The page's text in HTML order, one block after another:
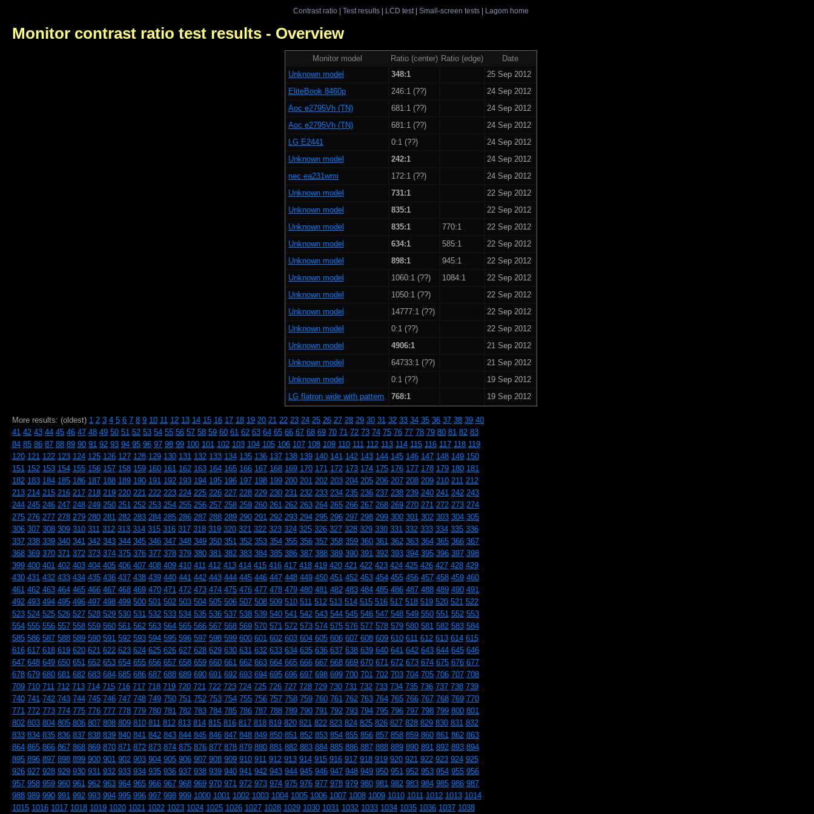
Contrast ratio| Test results| LCD test| Small-screen tests| Lagom home
Monitor contrast ratio test results - Overview
Monitor model Ratio (center) Ratio (edge)
Date
Unknown model
348:1
25 Sep 2012
EliteBook 8460p
246:1 (??)
24 Sep 2012
Aoc e2795Vh (TN)
681:1 (??)
24 Sep 2012
Aoc e2795Vh (TN)
681:1 (??)
24 Sep 2012
LG E2441
0:1 (??)
24 Sep 2012
Unknown model
242:1
24 Sep 2012
nec ea231wmi
172:1 (??)
24 Sep 2012
Unknown model
731:1
22 Sep 2012
Unknown model
835:1
22 Sep 2012
Unknown model
835:1 770:1
22 Sep 2012
Unknown model
634:1 585:1
22 Sep 2012
Unknown model
898:1 945:1
22 Sep 2012
Unknown model
1060:1 (??) 1084:1
22 Sep 2012
Unknown model
1050:1 (??)
22 Sep 2012
Unknown model
14777:1 (??)
22 Sep 2012
Unknown model
0:1 (??)
22 Sep 2012
Unknown model
4906:1
21 Sep 2012
Unknown model
64733:1 (??)
21 Sep 2012
Unknown model
0:1 (??)
19 Sep 2012
LG flatron wide with pattern
768:1 19 Sep 2012
More results: (oldest) 1 2 3 4 5 6 7 8 9 10 11 12 13 14 15 16 17 18 19 20 21 22 23 24 25 26 27 28 29 30 31 32 33 34 35 36 37 38 39 40
41 42 43 44 45 46 47 48 49 50 51 52 53 54 55 56 57 58 59 60 61 62 63 64 65 66 67 68 69 70 71 72 73 74 75 76 77 78 79 80 81 82 83
84 85 86 87 88 89 90 91 92 93 94 95 96 97 98 99 100 101 102 103 104 105 106 107 108 109 110 111 112 113 114 115 116 117 118 119
120 121 122 123 124 125 126 127 128 129 130 131 132 133 134 135 136 137 138 139 140 141 142 143 144 145 146 147 148 149 150
151 152 153 154 155 156 157 158 159 160 161 162 163 164 165 166 167 168 169 170 171 172 173 174 175 176 177 178 179 180 181
182 183 184 185 186 187 188 189 190 191 192 193 194 195 196 197 198 199 200 201 202 203 204 205 206 207 208 209 210 211 212
213 214 215 216 217 218 219 220 221 222 223 224 225 226 227 228 229 230 231 232 233 234 235 236 237 238 239 240 241 242 243
244 245 246 247 248 249 250 251 252 253 254 255 256 257 258 259 260 261 262 263 264 265 266 267 268 269 270 271 272 273 274
275 276 277 278 279 280 281 282 283 284 285 286 287 288 289 290 291 292 293 294 295 296 297 298 299 300 301 302 303 304 305
306 307 308 309 310 311 312 313 314 315 316 317 318 319 320 321 322 323 324 325 326 327 328 329 330 331 332 333 334 335 336
337 338 339 340 341 342 343 344 345 346 347 348 349 350 351 352 353 354 355 356 357 358 359 360 361 362 363 364 365 366 367
368 369 370 371 372 373 374 375 376 377 378 379 380 381 382 383 384 385 386 387 388 389 390 391 392 393 394 395 396 397 398
399 400 401 402 403 404 405 406 407 408 409 410 411 412 413 414 415 416 417 418 419 420 421 422 423 424 425 426 427 428 429
430 431 432 433 434 435 436 437 438 439 440 441 442 443 444 445 446 447 448 449 450 451 452 453 454 455 456 457 458 459 460
461 462 463 464 465 466 467 468 469 470 471 472 473 474 475 476 477 478 479 480 481 482 483 484 485 486 487 488 489 490 491
492 493 494 495 496 497 498 499 500 501 502 503 504 505 506 507 508 509 510 511 512 513 514 515 516 517 518 519 520 521 522
523 524 525 526 527 528 529 530 531 532 533 534 535 536 537 538 539 540 541 542 543 544 545 546 547 548 549 550 551 552 553
554 555 556 557 558 559 560 561 562 563 564 565 566 567 568 569 570 571 572 573 574 575 576 577 578 579 580 581 582 583 584
585 586 587 588 589 590 591 592 593 594 595 596 597 598 599 600 601 602 603 604 605 606 607 608 609 610 611 612 613 614 615
616 617 618 619 620 621 622 623 624 625 626 627 628 629 630 631 632 633 634 635 636 637 638 639 640 641 642 643 644 645 646
647 648 649 650 651 652 653 654 655 656 657 658 659 660 661 662 663 664 665 666 667 668 669 670 671 672 673 674 675 676 677
678 679 680 681 682 683 684 685 686 687 688 689 690 691 692 693 694 695 696 697 698 699 700 701 702 703 704 705 706 707 708
709 710 711 712 713 714 715 716 717 718 719 720 721 722 723 724 725 726 727 728 729 730 731 732 733 734 735 736 737 738 739
740 741 742 743 744 745 746 747 748 749 750 751 752 753 754 755 756 757 758 759 760 761 762 763 764 765 766 767 768 769 770
771 772 773 774 775 776 777 778 779 780 781 782 783 784 785 786 787 788 789 790 791 792 793 794 795 796 797 798 799 800 801
802 803 804 805 806 807 808 809 810 811 812 813 814 815 816 817 818 819 820 821 822 823 824 825 826 827 828 829 830 831 832
833 834 835 836 837 838 839 840 841 842 843 844 845 846 847 848 849 850 851 852 853 854 855 856 857 858 859 860 861 862 863
864 865 866 867 868 869 870 871 872 873 874 875 876 877 878 879 880 881 882 883 884 885 886 887 888 889 890 891 892 893 894
895 896 897 898 899 900 901 902 903 904 905 906 907 908 909 910 911 912 913 914 915 916 917 918 919 920 921 922 923 924 925
926 927 928 929 930 931 932 933 934 935 936 937 938 939 940 941 942 943 944 945 946 947 948 949 950 951 952 953 954 955 956
957 958 959 960 961 962 963 964 965 966 967 968 969 970 971 972 973 974 975 976 977 978 979 980 981 982 983 984 985 986 987
988 989 990 991 992 993 994 995 996 997 998 999 1000 1001 1002 1003 1004 1005 1006 1007 1008 1009 1010 1011 1012 1013 1014
1015 1016 1017 1018 1019 1020 1021 1022 1023 1024 1025 1026 1027 1028 1029 1030 1031 1032 1033 1034 1035 1036 1037 1038